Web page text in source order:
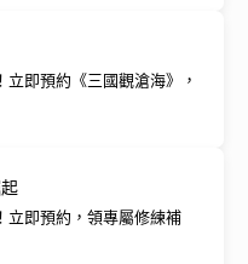
即預約《三國觀滄海》，
立即預約，領專屬修練補